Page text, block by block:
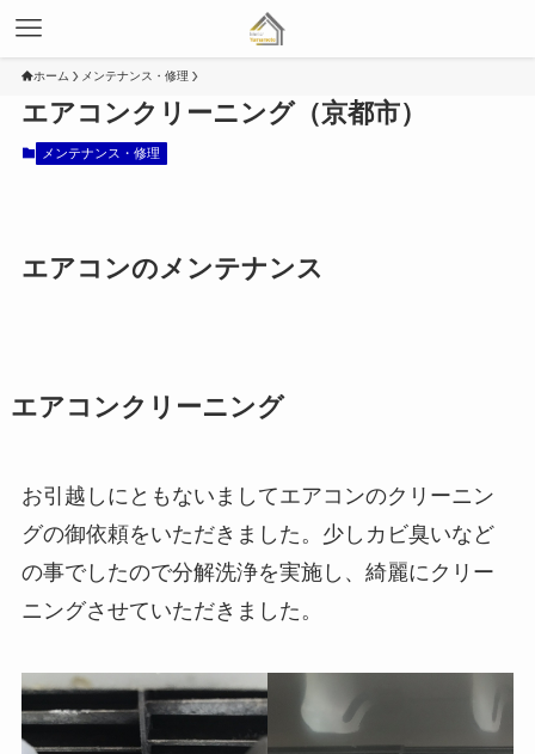
ホーム メンテナンス・修理
エアコンクリーニング（京都市）
メンテナンス・修理
エアコンのメンテナンス
エアコンクリーニング
お引越しにともないましてエアコンのクリーニン
グの御依頼をいただきました。少しカビ臭いなど
の事でしたので分解洗浄を実施し、綺麗にクリー
ニングさせていただきました。